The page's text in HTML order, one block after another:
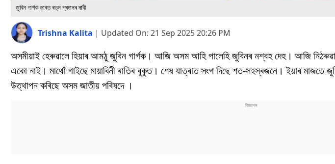
জুবিন গাৰ্গক ভাৰত ৰত্ন প্ৰদানৰ দাবী
Trishna Kalita | Updated On: 21 Sep 2025 20:26 PM
অসমীয়াই হেৰুৱালে হিয়াৰ আমঠু জুবিন গাৰ্গক। আজি অসম আহি পালেহি জুবিনৰ নশ্বহ দেহ। আজি
একো নাই। মাথোঁ গাইছে মায়াবিনী ৰাতিৰ বুকুত। শেষ যাত্ৰাত সংগ দিছে শত-সহস্ৰজনে। ইয়াৰ মাজতে
উত্থাপন কৰিছে অসম জাতীয় পৰিষদে ।